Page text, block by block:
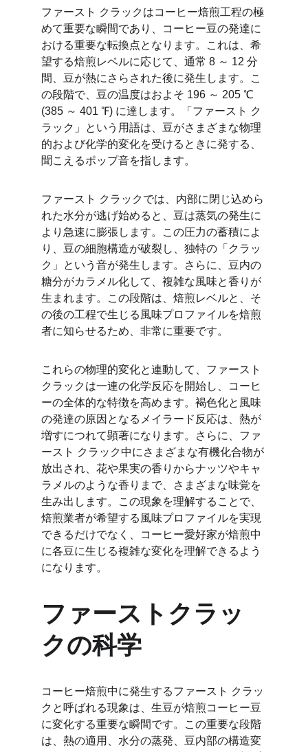
ファースト クラックはコーヒー焙煎工程の極
めて重要な瞬間であり、コーヒー豆の発達に
おける重要な転換点となります。これは、希
望する焙煎レベルに応じて、通常 8 ～ 12 分
間、豆が熱にさらされた後に発生します。こ
の段階で、豆の温度はおよそ 196 ～ 205 ℃
(385 ～ 401 ℉) に達します。「ファースト ク
ラック」という用語は、豆がさまざまな物理
的および化学的変化を受けるときに発する、
聞こえるポップ音を指します。
ファースト クラックでは、内部に閉じ込めら
れた水分が逃げ始めると、豆は蒸気の発生に
より急速に膨張します。この圧力の蓄積によ
り、豆の細胞構造が破裂し、独特の「クラッ
ク」という音が発生します。さらに、豆内の
糖分がカラメル化して、複雑な風味と香りが
生まれます。この段階は、焙煎レベルと、そ
の後の工程で生じる風味プロファイルを焙煎
者に知らせるため、非常に重要です。
これらの物理的変化と連動して、ファースト
クラックは一連の化学反応を開始し、コーヒ
ーの全体的な特徴を高めます。褐色化と風味
の発達の原因となるメイラード反応は、熱が
増すにつれて顕著になります。さらに、ファ
ースト クラック中にさまざまな有機化合物が
放出され、花や果実の香りからナッツやキャ
ラメルのような香りまで、さまざまな味覚を
生み出します。この現象を理解することで、
焙煎業者が希望する風味プロファイルを実現
できるだけでなく、コーヒー愛好家が焙煎中
に各豆に生じる複雑な変化を理解できるよう
になります。
ファーストクラッ
クの科学
コーヒー焙煎中に発生するファースト クラッ
クと呼ばれる現象は、生豆が焙煎コーヒー豆
に変化する重要な瞬間です。この重要な段階
は、熱の適用、水分の蒸発、豆内部の構造変